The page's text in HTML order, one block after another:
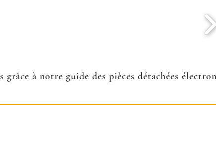
à notre guide des pièces détachées